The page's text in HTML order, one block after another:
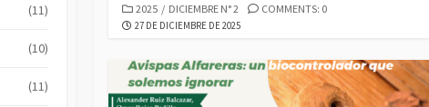
CATEGORIES
2025 / DICIEMBRE N° 2 COMMENTS: 0
PUBLISHED
27 DE DICIEMBRE DE 2025
(11)
(10)
(11)